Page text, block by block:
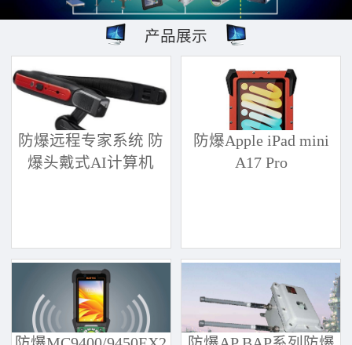
产品展示
防爆远程专家系统 防
爆头戴式AI计算机
防爆Apple iPad mini
A17 Pro